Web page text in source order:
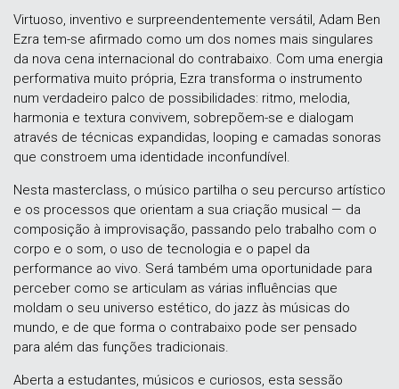
Virtuoso, inventivo e surpreendentemente versátil, Adam Ben
Ezra tem-se afirmado como um dos nomes mais singulares
da nova cena internacional do contrabaixo. Com uma energia
performativa muito própria, Ezra transforma o instrumento
num verdadeiro palco de possibilidades: ritmo, melodia,
harmonia e textura convivem, sobrepõem-se e dialogam
através de técnicas expandidas, looping e camadas sonoras
que constroem uma identidade inconfundível.
Nesta masterclass, o músico partilha o seu percurso artístico
e os processos que orientam a sua criação musical — da
composição à improvisação, passando pelo trabalho com o
corpo e o som, o uso de tecnologia e o papel da
performance ao vivo. Será também uma oportunidade para
perceber como se articulam as várias influências que
moldam o seu universo estético, do jazz às músicas do
mundo, e de que forma o contrabaixo pode ser pensado
para além das funções tradicionais.
Aberta a estudantes, músicos e curiosos, esta sessão